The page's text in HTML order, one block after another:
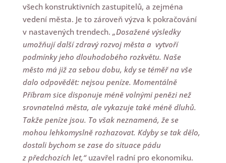
všech konstruktivních zastupitelů, a zejména
vedení města. Je to zároveň výzva k pokračování
v nastavených trendech. „Dosažené výsledky
umožňují další zdravý rozvoj města a vytvoří
podmínky jeho dlouhodobého rozkvětu. Naše
město má již za sebou dobu, kdy se téměř na vše
dalo odpovědět: nejsou peníze. Momentálně
Příbram sice disponuje méně volnými penězi než
srovnatelná města, ale vykazuje také méně dluhů.
Takže peníze jsou. To však neznamená, že se
mohou lehkomyslně rozhazovat. Kdyby se tak dělo,
dostali bychom se zase do situace pádu
z předchozích let,“uzavřel radní pro ekonomiku.